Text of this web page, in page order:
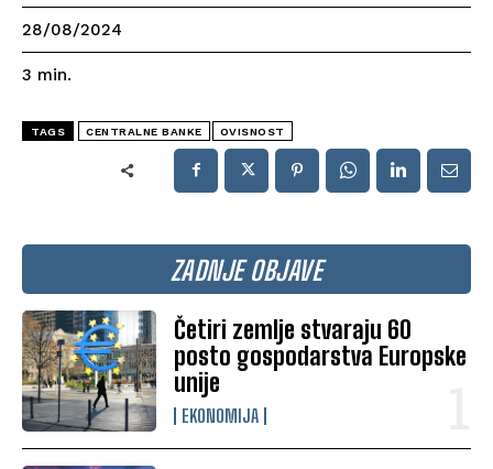
ZADNJE OBJAVE
Četiri zemlje stvaraju 60
posto gospodarstva Europske
unije
EKONOMIJA
28/08/2024
3 min.
TAGS CENTRALNE BANKE OVISNOST